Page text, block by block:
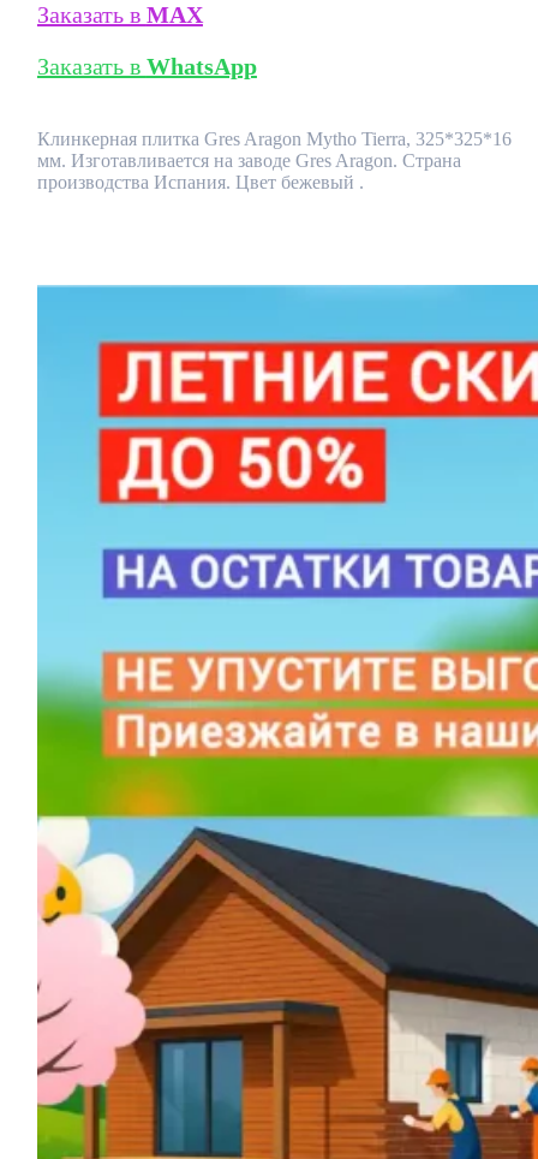
Заказать в MAX
Заказать в WhatsApp
Клинкерная плитка Gres Aragon Mytho Tierra, 325*325*16
мм. Изготавливается на заводе Gres Aragon. Страна
производства Испания. Цвет бежевый .